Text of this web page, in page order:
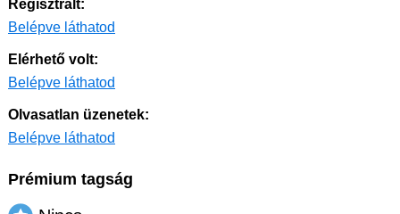
Regisztrált:
Belépve láthatod
Elérhető volt:
Belépve láthatod
Olvasatlan üzenetek:
Belépve láthatod
Prémium tagság